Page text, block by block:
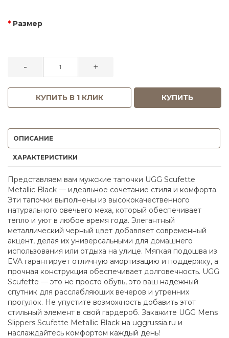
Размер
- +
КУПИТЬ В 1 КЛИК КУПИТЬ
ОПИСАНИЕ
ХАРАКТЕРИСТИКИ
Представляем вам мужские тапочки UGG Scufette
Metallic Black — идеальное сочетание стиля и комфорта.
Эти тапочки выполнены из высококачественного
натурального овечьего меха, который обеспечивает
тепло и уют в любое время года. Элегантный
металлический черный цвет добавляет современный
акцент, делая их универсальными для домашнего
использования или отдыха на улице. Мягкая подошва из
EVA гарантирует отличную амортизацию и поддержку, а
прочная конструкция обеспечивает долговечность. UGG
Scufette — это не просто обувь, это ваш надежный
спутник для расслабляющих вечеров и утренних
прогулок. Не упустите возможность добавить этот
стильный элемент в свой гардероб. Закажите UGG Mens
Slippers Scufette Metallic Black на uggrussia.ru и
наслаждайтесь комфортом каждый день!